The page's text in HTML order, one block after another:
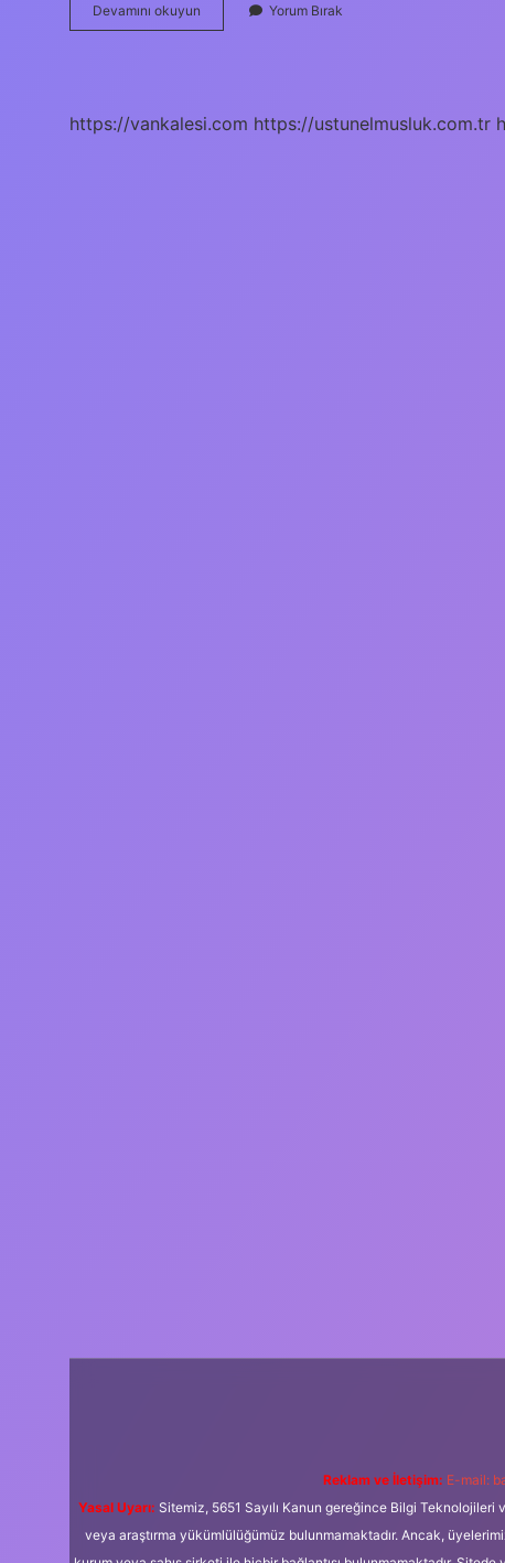
Devamını okuyun
What
Yorum Bırak
https://vankalesi.com https://ustunelmusluk.com.tr
Reklam ve İletişim: E-mail:
Yasal Uyarı: Sitemiz, 5651 Sayılı Kanun gereğince Bilgi
veya araştırma yükümlülüğümüz bulunmamaktadır. Ancak,